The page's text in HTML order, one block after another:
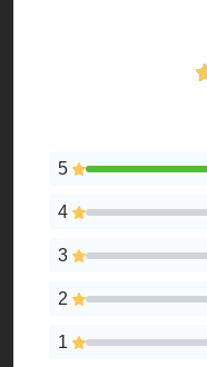
5
4
3
2
1